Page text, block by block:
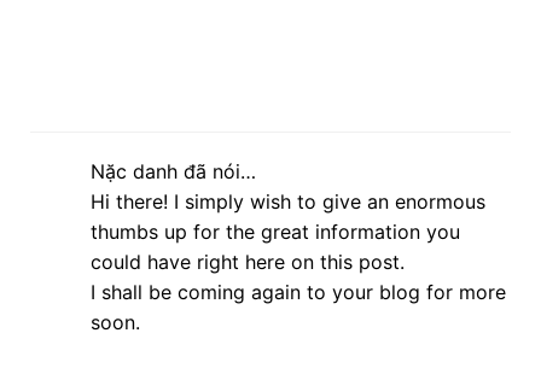
Nặc danh đã nói…
Hi there! I simply wish to give an enormous
thumbs up for the great information you
could have right here on this post.
I shall be coming again to your blog for more
soon.